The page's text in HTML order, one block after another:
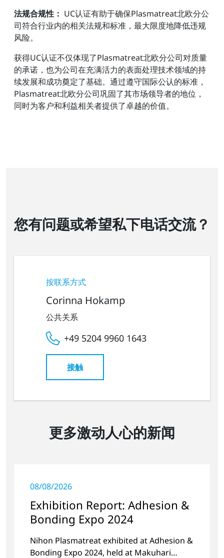
法规合规性： UC认证有助于确保Plasmatreat北欧分公
司符合行业内的相关法规和标准，最大限度地降低违规
风险。
获得UC认证不仅体现了Plasmatreat北欧分公司对质量
的承诺，也为公司在充满活力的表面处理技术领域的持
续发展和成功奠定了基础。通过遵守国际公认的标准，
Plasmatreat北欧分公司巩固了其市场领导者的地位，
同时为客户和利益相关者提供了卓越的价值。
您有问题或希望私下电话交流？
按联系方式
Corinna Hokamp
公共关系
+49 5204 9960 1643
接触
更多激动人心的新闻
08/08/2026
Exhibition Report: Adhesion &
Bonding Expo 2024
Nihon Plasmatreat exhibited at Adhesion &
Bonding Expo 2024, held at Makuhari